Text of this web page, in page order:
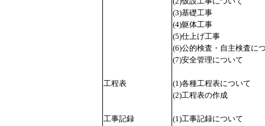
(3)基礎工事
(4)躯体工事
(5)仕上げ工事
(6)公的検査・自主検査に
(7)安全管理について
工程表
(1)各種工程表について
(2)工程表の作成
工事記録
(1)工事記録について